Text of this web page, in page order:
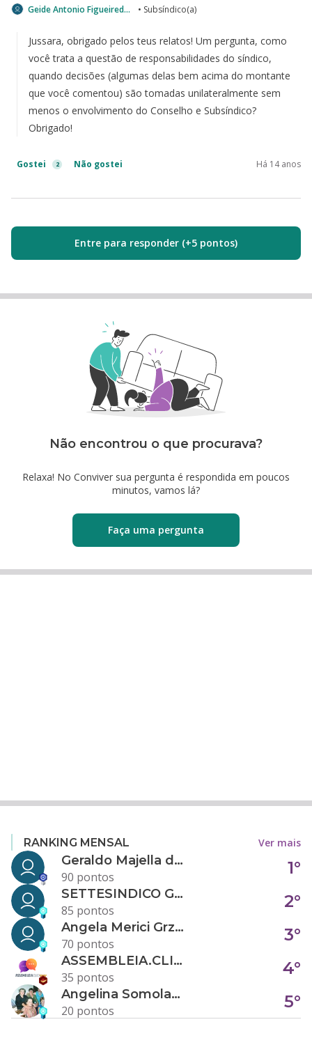
Geide Antonio Figueiredo Junior • Subsíndico(a)
Jussara, obrigado pelos teus relatos! Um pergunta, como
você trata a questão de responsabilidades do síndico,
quando decisões (algumas delas bem acima do montante
que você comentou) são tomadas unilateralmente sem
menos o envolvimento do Conselho e Subsíndico?
Obrigado!
Gostei 2 Não gostei Há 14 anos
Entre para responder (+5 pontos)
Não encontrou o que procurava?
Relaxa! No Conviver sua pergunta é respondida em poucos
minutos, vamos lá?
Faça uma pergunta
RANKING MENSAL Ver mais
Geraldo Majella da Silva
90 pontos
1°
SETTESINDICO GOVERNANÇA CONDOMINIAL
85 pontos
2°
Angela Merici Grzybowski
70 pontos
3°
ASSEMBLEIA.CLICK
35 pontos
4°
Angelina Somolanji R. Oliveira
20 pontos
5°